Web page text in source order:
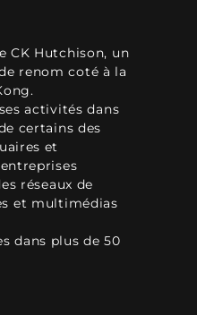
CK Hutchison, un
renom coté à la
activités dans
certains des
et
réseaux de
et multimédias
dans plus de 50